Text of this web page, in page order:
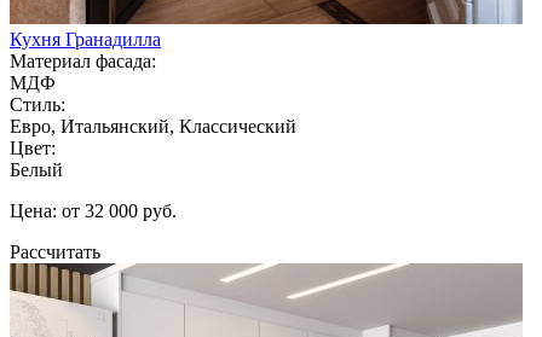
Кухня Гранадилла
Материал фасада:
МДФ
Стиль:
Евро, Итальянский, Классический
Цвет:
Белый
Цена: от 32 000 руб.
Рассчитать